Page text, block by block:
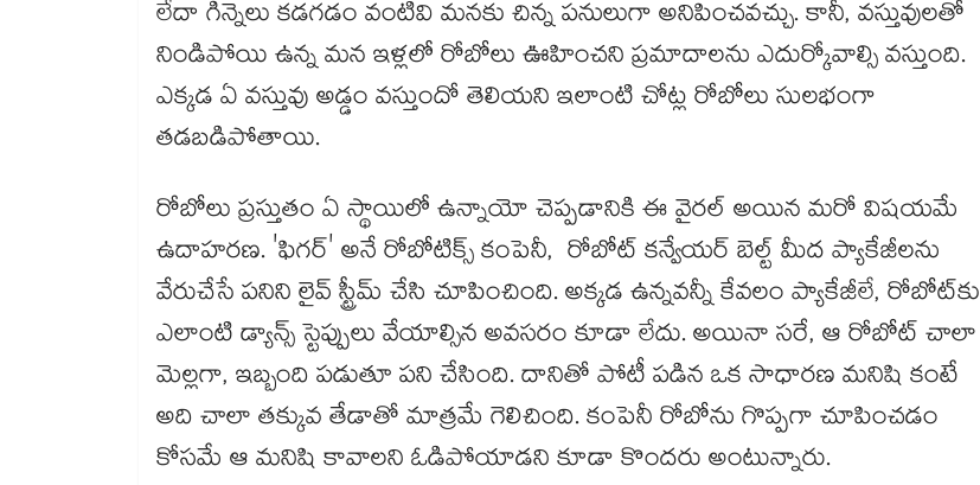
లేదా గిన్నెలు కడగడం వంటివి మనకు చిన్న పనులుగా అనిపించవచ్చు. కానీ, వస్తువులతో
నిండిపోయి ఉన్న మన ఇళ్లలో రోబోలు ఊహించని ప్రమాదాలను ఎదుర్కోవాల్సి వస్తుంది.
ఎక్కడ ఏ వస్తువు అడ్డం వస్తుందో తెలియని ఇలాంటి చోట్ల రోబోలు సులభంగా
తడబడిపోతాయి.
రోబోలు ప్రస్తుతం ఏ స్థాయిలో ఉన్నాయో చెప్పడానికి ఈ వైరల్ అయిన మరో విషయమే
ఉదాహరణ. 'ఫిగర్' అనే రోబోటిక్స్ కంపెనీ, రోబోట్ కన్వేయర్ బెల్ట్ మీద ప్యాకేజీలను
వేరుచేసే పనిని లైవ్ స్ట్రీమ్ చేసి చూపించింది. అక్కడ ఉన్నవన్నీ కేవలం ప్యాకేజీలే, రోబోట్‌కు
ఎలాంటి డ్యాన్స్ స్టెప్పులు వేయాల్సిన అవసరం కూడా లేదు. అయినా సరే, ఆ రోబోట్ చాలా
మెల్లగా, ఇబ్బంది పడుతూ పని చేసింది. దానితో పోటీ పడిన ఒక సాధారణ మనిషి కంటే
అది చాలా తక్కువ తేడాతో మాత్రమే గెలిచింది. కంపెనీ రోబోను గొప్పగా చూపించడం
కోసమే ఆ మనిషి కావాలని ఓడిపోయాడని కూడా కొందరు అంటున్నారు.